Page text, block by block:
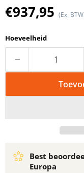
Huidige
€937,95 (Ex.
Hoeveelheid
Best
Europa